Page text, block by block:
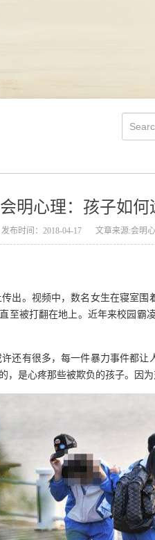
会明心理：孩子如
发布时间：2018-04-17 文章来源:会明
出。视频中，数名女生在寝室
至被打翻在地上。近年来校园
还有很多，每一件暴力事件都
，是心疼那些被欺负的孩子。因